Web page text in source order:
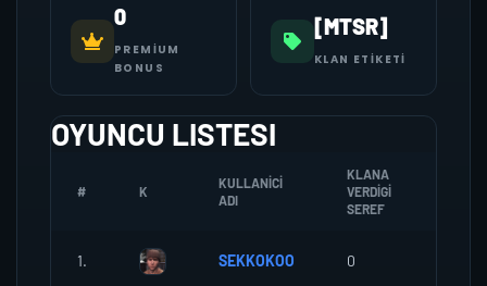
0
PREMIUM
BONUS
[MTSR]
KLAN ETIKETI
OYUNCU LISTESI
# K
KULLANICI
ADI
KLANA
VERDIGI
SEREF
1. SEKKOKOO 0